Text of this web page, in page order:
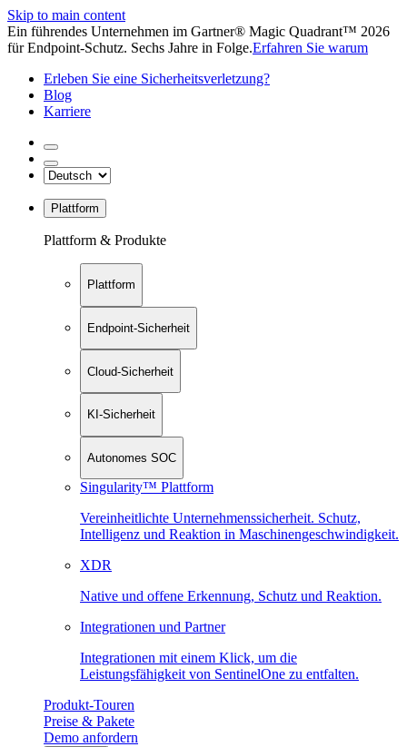
Skip to main content
Ein führendes Unternehmen im Gartner® Magic Quadrant™ 2026
für Endpoint-Schutz. Sechs Jahre in Folge.Erfahren Sie warum
Erleben Sie eine Sicherheitsverletzung?
Blog
Karriere
Plattform
Plattform & Produkte
Plattform
Endpoint-Sicherheit
Cloud-Sicherheit
KI-Sicherheit
Autonomes SOC
Singularity™ Plattform
Vereinheitlichte Unternehmenssicherheit. Schutz,
Intelligenz und Reaktion in Maschinen­geschwindigkeit.
XDR
Native und offene Erkennung, Schutz und Reaktion.
Integrationen und Partner
Integrationen mit einem Klick, um die
Leistungsfähigkeit von SentinelOne zu entfalten.
Produkt-Touren
Preise & Pakete
Demo anfordern